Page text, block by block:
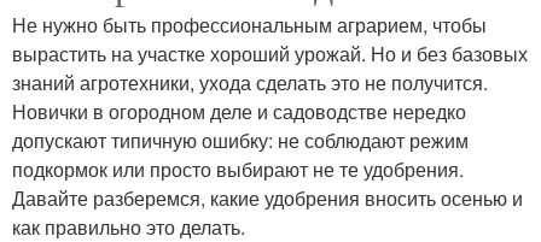
Не нужно быть профессиональным аграрием, чтобы
вырастить на участке хороший урожай. Но и без базовых
знаний агротехники, ухода сделать это не получится.
Новички в огородном деле и садоводстве нередко
допускают типичную ошибку: не соблюдают режим
подкормок или просто выбирают не те удобрения.
Давайте разберемся, какие удобрения вносить осенью и
как правильно это делать.